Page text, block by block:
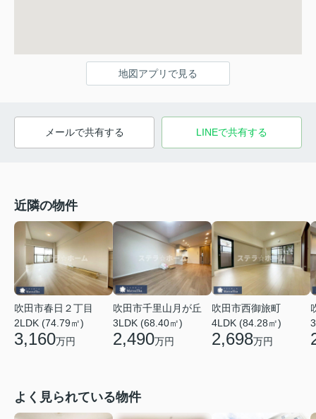
地図アプリで見る
メールで共有する LINEで共有する
近隣の物件
吹田市春日２丁目
2LDK (74.79㎡)
3,160万円
吹田市千里山月が丘
3LDK (68.40㎡)
2,490万円
吹田市西御旅町
4LDK (84.28㎡)
2,698万円
よく見られている物件